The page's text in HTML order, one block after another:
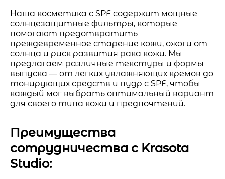
Наша косметика с SPF содержит мощные
солнцезащитные фильтры, которые
помогают предотвратить
преждевременное старение кожи, ожоги от
солнца и риск развития рака кожи. Мы
предлагаем различные текстуры и формы
выпуска — от легких увлажняющих кремов до
тонирующих средств и пудр с SPF, чтобы
каждый мог выбрать оптимальный вариант
для своего типа кожи и предпочтений.
Преимущества
сотрудничества с Krasota
Studio: